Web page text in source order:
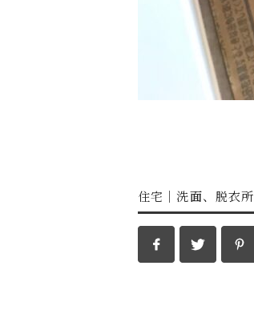
住宅 ｜ 洗面、脱衣所